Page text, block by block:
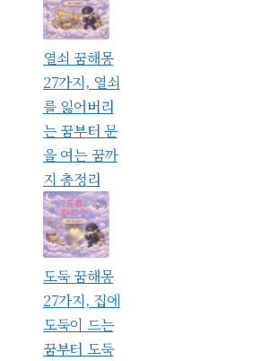
열쇠 꿈해몽
27가지, 열쇠
를 잃어버리
는 꿈부터 문
을 여는 꿈까
지 총정리
도둑 꿈해몽
27가지, 집에
도둑이 드는
꿈부터 도둑